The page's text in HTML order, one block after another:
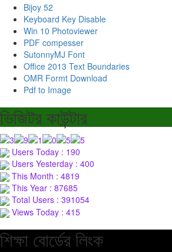
Bijoy 52
Keyboard Key Disable
Win 10 Photoviewer
PDF compesser
SutonnyMJ Font
Office 2013 Text Boundaries
OMR Formt Download
Pdf to Image
ভিজিটর কাউন্টার
Users Today : 190
Users Yesterday : 400
This Month : 4819
This Year : 87685
Total Users : 391054
Views Today : 415
শিক্ষা বোর্ডের লিংক